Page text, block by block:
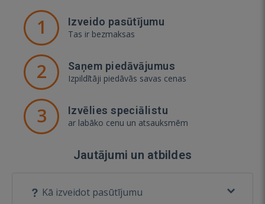
1 Izveido pasūtījumu
Tas ir bezmaksas
2 Saņem piedāvājumus
Izpildītāji piedāvās savas cenas
3 Izvēlies speciālistu
ar labāko cenu un atsauksmēm
Jautājumi un atbildes
Kā izveidot pasūtījumu